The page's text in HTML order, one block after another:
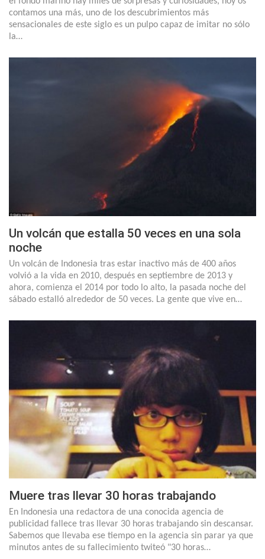
contamos una más, uno de los descubrimientos más
sensacionales de este siglo es un pulpo capaz de imitar no sólo
la…
Un volcán que estalla 50 veces en una sola
noche
Un volcán de Indonesia tras estar inactivo más de 400 años
volvió a la vida en 2010, después en septiembre de 2013 y
ahora, comienza el 2014 por todo lo alto, la pasada noche del
sábado estalló alrededor de 50 veces. La gente que vive en…
Muere tras llevar 30 horas trabajando
En Indonesia una redactora de una conocida agencia de
publicidad fallece tras llevar 30 horas trabajando sin descansar.
Sabemos que llevaba ese tiempo en la agencia sin parar ya que
minutos antes de su fallecimiento twiteó "30 horas…